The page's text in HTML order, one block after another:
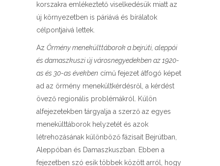
korszakra emlékeztető viselkedésük miatt az
új környezetben is páriává és bírálatok
célpontjaivá lettek.
Az Örmény menekülttáborok a bejrúti, aleppói
és damaszkuszi új városnegyedekben az 1920-
as és 30-as években című fejezet átfogó képet
ad az örmény menekültkérdésről, a kérdést
övező regionális problémákról. Külön
alfejezetekben tárgyalja a szerző az egyes
menekülttáborok helyzetét és azok
létrehozásának különböző fázisait Bejrútban,
Aleppóban és Damaszkuszban. Ebben a
fejezetben szó esik többek között arról, hogy